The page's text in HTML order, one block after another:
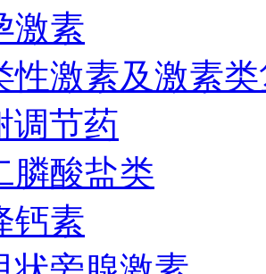
激素
性激素及激素
调节药
膦酸盐类
钙素